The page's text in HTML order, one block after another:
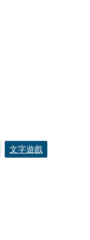
文字遊戲